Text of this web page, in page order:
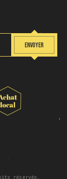
ENVOYER
réservés.